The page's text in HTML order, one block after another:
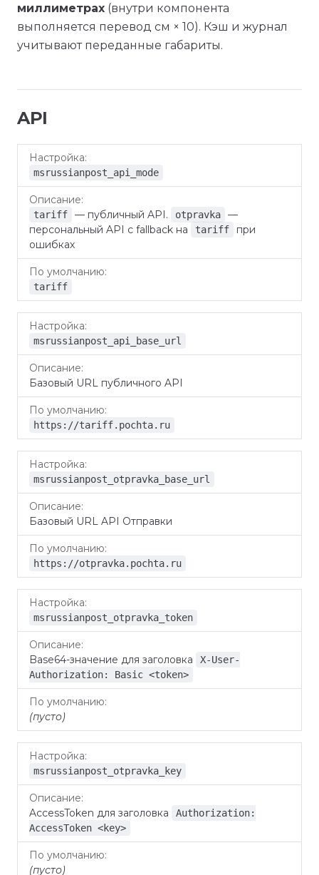
миллиметрах (внутри компонента
выполняется перевод см × 10). Кэш и журнал
учитывают переданные габариты.
API
Настройка
msrussianpost_api_mode
tariff — публичный API. otpravka
—
персональный API с fallback на
tariff
при
ошибках
tariff
msrussianpost_api_base_url
Базовый URL публичного API
https://tariff.pochta.ru
msrussianpost_otpravka_base_url
Базовый URL API Отправки
https://otpravka.pochta.ru
msrussianpost_otpravka_token
Base64-значение для заголовка
X-User-
Authorization: Basic <token>
(пусто)
msrussianpost_otpravka_key
AccessToken для заголовка
Authorization:
AccessToken <key>
(пусто)